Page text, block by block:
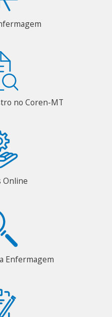
no Coren-MT
Online
Enfermagem